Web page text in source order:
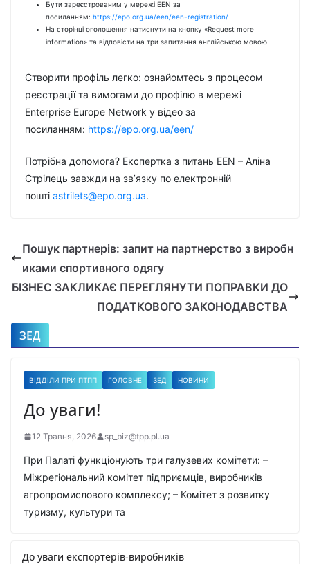
Бути зареєстрованим у мережі EEN за
посиланням: https://epo.org.ua/een/een-registration/
На сторінці оголошення натиснути на кнопку «Request more
information» та відповісти на три запитання англійською мовою.
Створити профіль легко: ознайомтесь з процесом
реєстрації та вимогами до профілю в мережі
Enterprise Europe Network у відео за
посиланням: https://epo.org.ua/een/
Потрібна допомога? Експертка з питань EEN – Аліна
Стрілець завжди на зв’язку по електронній
пошті astrilets@epo.org.ua.
Пошук партнерів: запит на партнерство з виробн
иками спортивного одягу
БІЗНЕС ЗАКЛИКАЄ ПЕРЕГЛЯНУТИ ПОПРАВКИ ДО
ПОДАТКОВОГО ЗАКОНОДАВСТВА
ЗЕД
ВІДДІЛИ ПРИ ПТПП ГОЛОВНЕ ЗЕД НОВИНИ
До уваги!
12 Травня, 2026 sp_biz@tpp.pl.ua
При Палаті функціонують три галузевих комітети: –
Міжрегіональний комітет підприємців, виробників
агропромислового комплексу; – Комітет з розвитку
туризму, культури та
До уваги експортерів-виробників